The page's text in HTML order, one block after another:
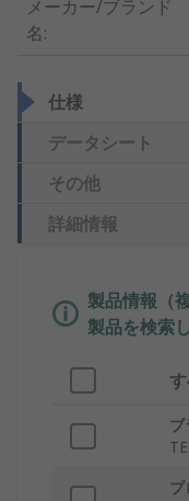
メーカー/ブランド
名:
仕様
データシート
その他
詳細情報
製品情報（
製品を検索
ブ